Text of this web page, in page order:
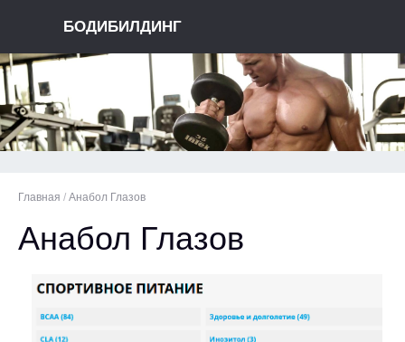
БОДИБИЛДИНГ
Главная / Анабол Глазов
Анабол Глазов